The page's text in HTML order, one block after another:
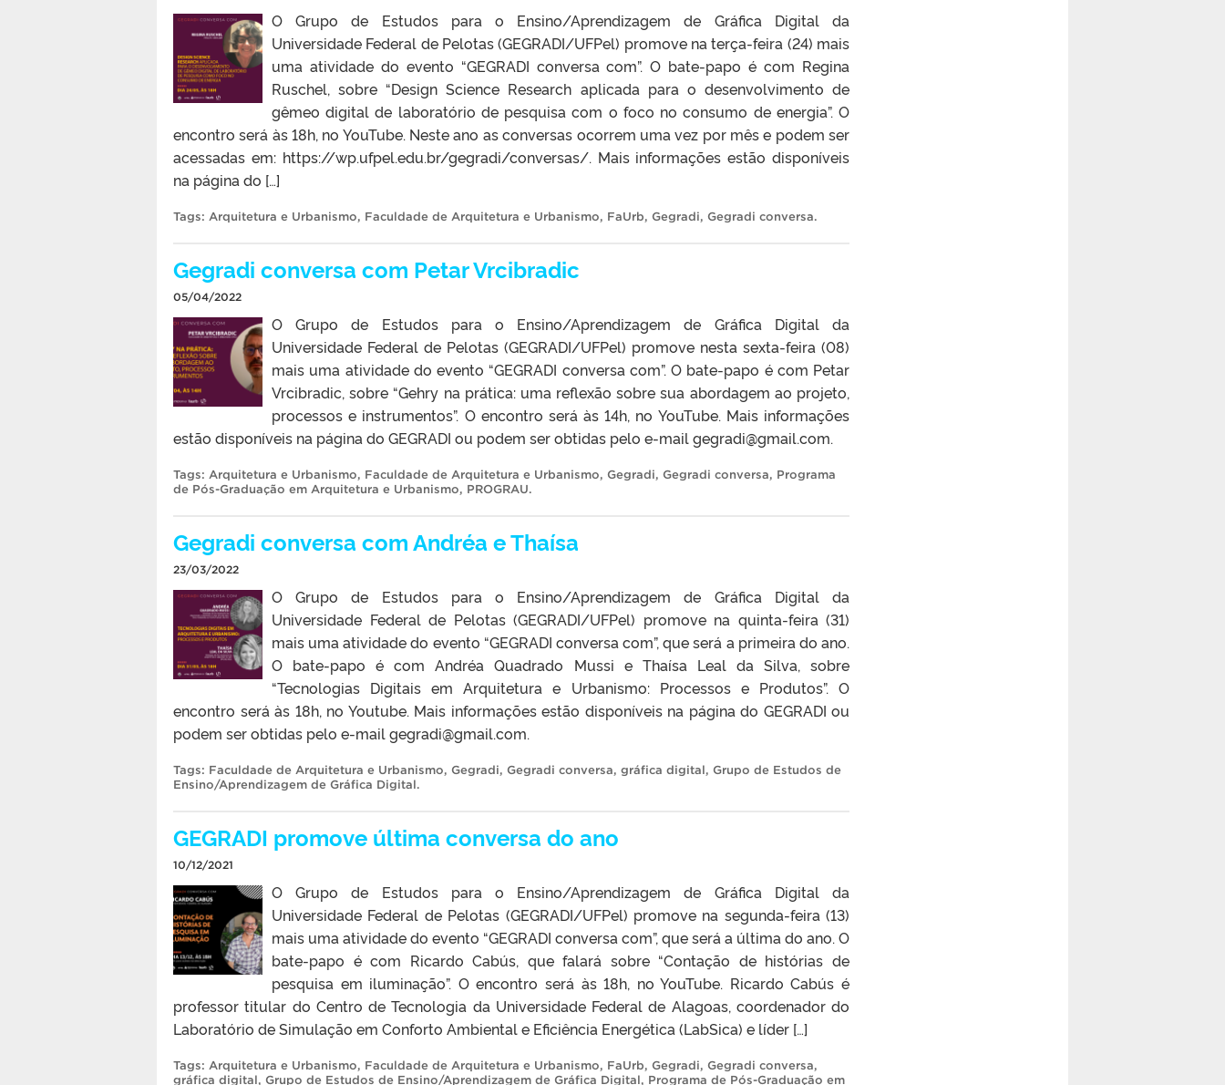
O Grupo de Estudos para o Ensino/Aprendizagem de Gráfica Digital da
Universidade Federal de Pelotas (GEGRADI/UFPel) promove na terça-feira (24) mais
uma atividade do evento “GEGRADI conversa com”. O bate-papo é com Regina
Ruschel, sobre “Design Science Research aplicada para o desenvolvimento de
gêmeo digital de laboratório de pesquisa com o foco no consumo de energia”. O
encontro será às 18h, no YouTube. Neste ano as conversas ocorrem uma vez por mês e podem ser
acessadas em: https://wp.ufpel.edu.br/gegradi/conversas/. Mais informações estão disponíveis
na página do […]
Tags: Arquitetura e Urbanismo, Faculdade de Arquitetura e Urbanismo, FaUrb, Gegradi, Gegradi conversa.
Gegradi conversa com Petar Vrcibradic
05/04/2022
O Grupo de Estudos para o Ensino/Aprendizagem de Gráfica Digital da
Universidade Federal de Pelotas (GEGRADI/UFPel) promove nesta sexta-feira (08)
mais uma atividade do evento “GEGRADI conversa com”. O bate-papo é com Petar
Vrcibradic, sobre “Gehry na prática: uma reflexão sobre sua abordagem ao projeto,
processos e instrumentos”. O encontro será às 14h, no YouTube. Mais informações
estão disponíveis na página do GEGRADI ou podem ser obtidas pelo e-mail gegradi@gmail.com.
Tags: Arquitetura e Urbanismo, Faculdade de Arquitetura e Urbanismo, Gegradi, Gegradi conversa, Programa
de Pós-Graduação em Arquitetura e Urbanismo, PROGRAU.
Gegradi conversa com Andréa e Thaísa
23/03/2022
O Grupo de Estudos para o Ensino/Aprendizagem de Gráfica Digital da
Universidade Federal de Pelotas (GEGRADI/UFPel) promove na quinta-feira (31)
mais uma atividade do evento “GEGRADI conversa com”, que será a primeira do ano.
O bate-papo é com Andréa Quadrado Mussi e Thaísa Leal da Silva, sobre
“Tecnologias Digitais em Arquitetura e Urbanismo: Processos e Produtos”. O
encontro será às 18h, no Youtube. Mais informações estão disponíveis na página do GEGRADI ou
podem ser obtidas pelo e-mail gegradi@gmail.com.
Tags: Faculdade de Arquitetura e Urbanismo, Gegradi, Gegradi conversa, gráfica digital, Grupo de Estudos de
Ensino/Aprendizagem de Gráfica Digital.
GEGRADI promove última conversa do ano
10/12/2021
O Grupo de Estudos para o Ensino/Aprendizagem de Gráfica Digital da
Universidade Federal de Pelotas (GEGRADI/UFPel) promove na segunda-feira (13)
mais uma atividade do evento “GEGRADI conversa com”, que será a última do ano. O
bate-papo é com Ricardo Cabús, que falará sobre “Contação de histórias de
pesquisa em iluminação”. O encontro será às 18h, no YouTube. Ricardo Cabús é
professor titular do Centro de Tecnologia da Universidade Federal de Alagoas, coordenador do
Laboratório de Simulação em Conforto Ambiental e Eficiência Energética (LabSica) e líder […]
Tags: Arquitetura e Urbanismo, Faculdade de Arquitetura e Urbanismo, FaUrb, Gegradi, Gegradi conversa,
gráfica digital, Grupo de Estudos de Ensino/Aprendizagem de Gráfica Digital, Programa de Pós-Graduação em